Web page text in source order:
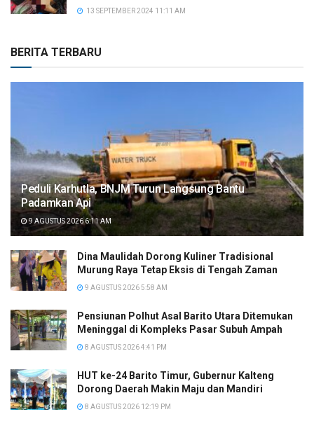
13 SEPTEMBER 2024 11:11 AM
BERITA TERBARU
Peduli Karhutla, BNJM Turun Langsung Bantu
Padamkan Api
9 AGUSTUS 2026 6:11 AM
Dina Maulidah Dorong Kuliner Tradisional
Murung Raya Tetap Eksis di Tengah Zaman
9 AGUSTUS 2026 5:58 AM
Pensiunan Polhut Asal Barito Utara Ditemukan
Meninggal di Kompleks Pasar Subuh Ampah
8 AGUSTUS 2026 4:41 PM
HUT ke-24 Barito Timur, Gubernur Kalteng
Dorong Daerah Makin Maju dan Mandiri
8 AGUSTUS 2026 12:19 PM